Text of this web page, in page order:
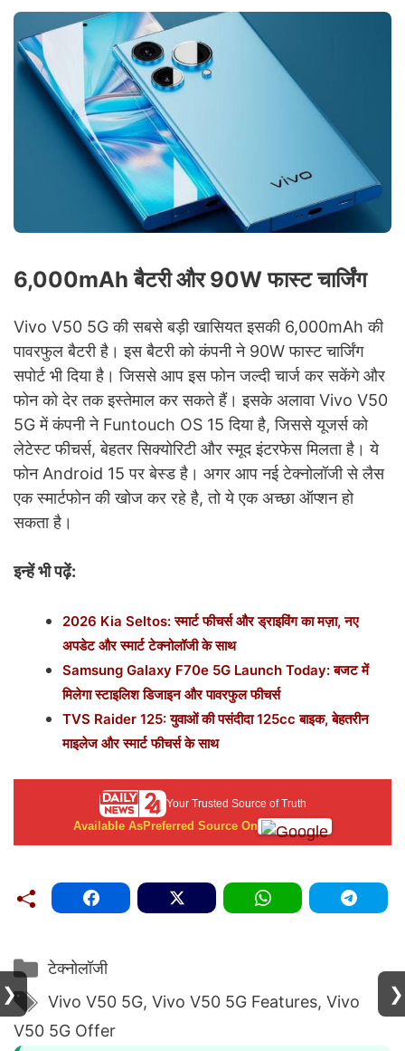
6,000mAh बैटरी और 90W फास्ट चार्जिंग
Vivo V50 5G की सबसे बड़ी खासियत इसकी 6,000mAh की
पावरफुल बैटरी है। इस बैटरी को कंपनी ने 90W फास्ट चार्जिंग
सपोर्ट भी दिया है। जिससे आप इस फोन जल्दी चार्ज कर सकेंगे और
फोन को देर तक इस्तेमाल कर सकते हैं। इसके अलावा Vivo V50
5G में कंपनी ने Funtouch OS 15 दिया है, जिससे यूजर्स को
लेटेस्ट फीचर्स, बेहतर सिक्योरिटी और स्मूद इंटरफेस मिलता है। ये
फोन Android 15 पर बेस्ड है। अगर आप नई टेक्नोलॉजी से लैस
एक स्मार्टफोन की खोज कर रहे है, तो ये एक अच्छा ऑप्शन हो
सकता है।
इन्हें भी पढ़ें:
2026 Kia Seltos: स्मार्ट फीचर्स और ड्राइविंग का मज़ा, नए
अपडेट और स्मार्ट टेक्नोलॉजी के साथ
Samsung Galaxy F70e 5G Launch Today: बजट में
मिलेगा स्टाइलिश डिजाइन और पावरफुल फीचर्स
TVS Raider 125: युवाओं की पसंदीदा 125cc बाइक, बेहतरीन
माइलेज और स्मार्ट फीचर्स के साथ
Your Trusted Source of Truth
Available AsPreferred Source On
Categories
टेक्नोलॉजी
Tags
Vivo V50 5G, Vivo V50 5G Features, Vivo
V50 5G Offer
❯ ❯